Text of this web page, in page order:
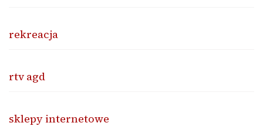
rekreacja
rtv agd
sklepy internetowe